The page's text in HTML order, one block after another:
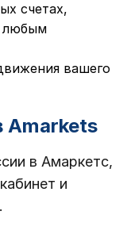
счетах,
любым
вашего
Amarkets
в Амаркетс,
и
.